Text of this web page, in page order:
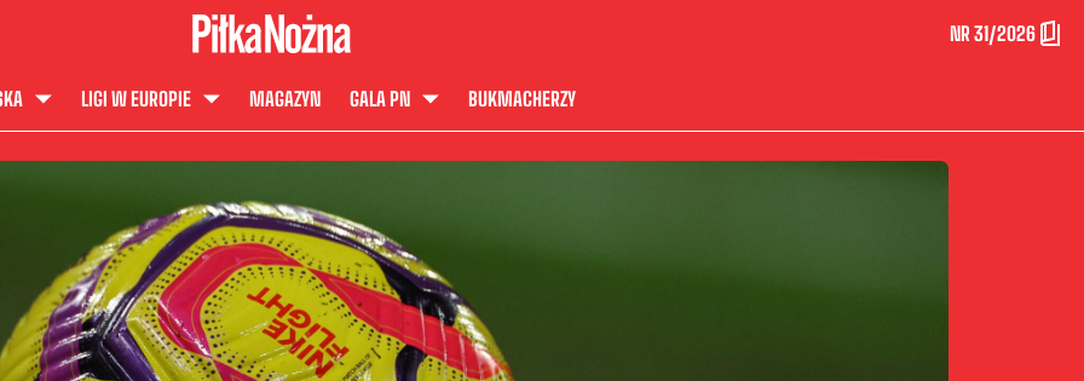
NR 31/2026
LIGI W EUROPIE MAGAZYN GALA PN BUKMACHERZY